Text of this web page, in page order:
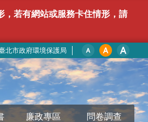
，若有網站或服務卡住情形，請
北市政府環境保護局
廉政專區 問卷調查